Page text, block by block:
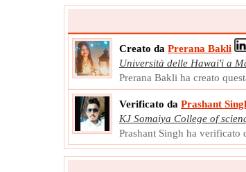
Creato da Prerana Bakli
Università delle Hawai'i a
Prerana Bakli ha creato
Verificato da Prashant
KJ Somaiya College of
Prashant Singh ha verificato